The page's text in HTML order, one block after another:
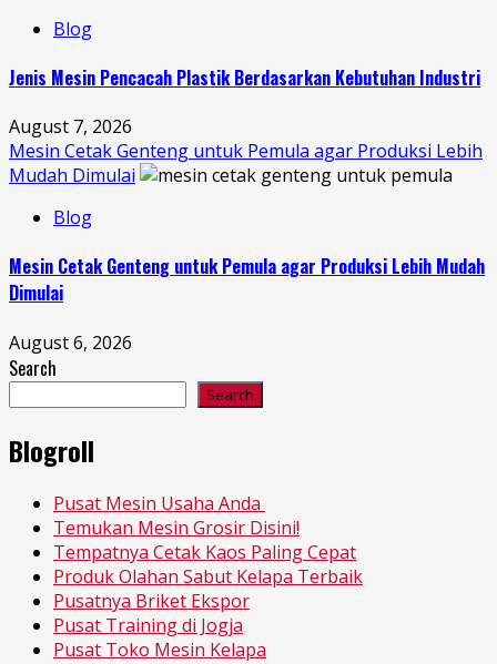
Blog
Jenis Mesin Pencacah Plastik Berdasarkan Kebutuhan Industri
August 7, 2026
Mesin Cetak Genteng untuk Pemula agar Produksi Lebih
Mudah Dimulai
Blog
Mesin Cetak Genteng untuk Pemula agar Produksi Lebih Mudah
Dimulai
August 6, 2026
Search
Search
Blogroll
Pusat Mesin Usaha Anda
Temukan Mesin Grosir Disini!
Tempatnya Cetak Kaos Paling Cepat
Produk Olahan Sabut Kelapa Terbaik
Pusatnya Briket Ekspor
Pusat Training di Jogja
Pusat Toko Mesin Kelapa